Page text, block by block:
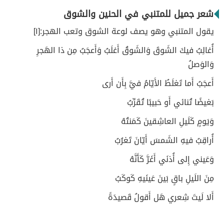
شعر جميل للمتنبي في الحنين والشوق
يقول المتنبي وهو يصف لوعة الشوق وتعب الهجر:[١]
أُغالِبُ فيكَ الشَوقَ وَالشَوقُ أَغلَبُ وَأَعجَبُ مِن ذا الهَجرِ
وَالوَصلُ
أَعجَبُ أَما تَغلَطُ الأَيّامُ فيَّ بِأَن أَرى
بَغيضًا تُنائي أَو حَبيبًا تُقَرِّبُ
وَيَومٍ كَلَيلِ العاشِقينَ كَمَنتُهُ
أُراقِبُ فيهِ الشَمسَ أَيّانَ تَغرُبُ
وَعَيني إِلى أُذنَي أَغَرَّ كَأَنَّهُ
مِنَ اللَيلِ باقٍ بَينَ عَينَيهِ كَوكَبُ
أَلا لَيتَ شِعري هَل أَقولُ قَصيدَةً